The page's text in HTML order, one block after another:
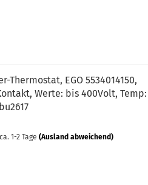
Thermostat, EGO 5534014150,
Werte: bis 400Volt, Temp:
ca. 1-2 Tage (Ausland abweichend)